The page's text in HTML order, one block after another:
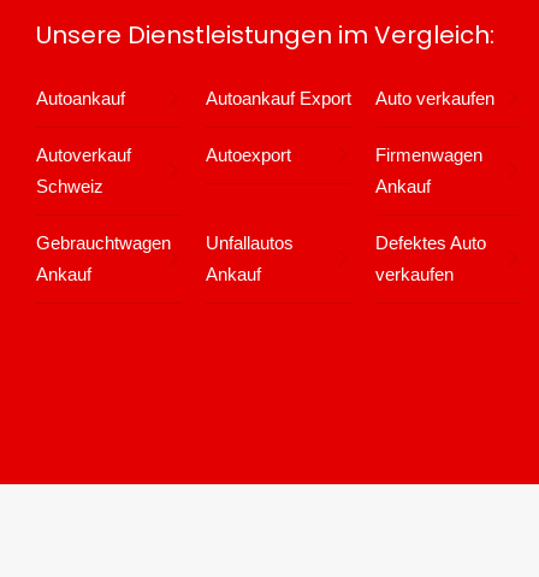
Unsere Dienstleistungen im Vergleich:
Autoankauf Autoankauf Export Auto verkaufen
Autoverkauf
Schweiz
Autoexport
Firmenwagen
Ankauf
Gebrauchtwagen
Ankauf
Unfallautos
Ankauf
Defektes Auto
verkaufen